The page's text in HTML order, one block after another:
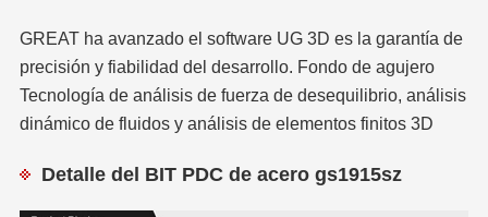
GREAT ha avanzado el software UG 3D es la garantía de
precisión y fiabilidad del desarrollo. Fondo de agujero
Tecnología de análisis de fuerza de desequilibrio, análisis
dinámico de fluidos y análisis de elementos finitos 3D
Detalle del BIT PDC de acero gs1915sz